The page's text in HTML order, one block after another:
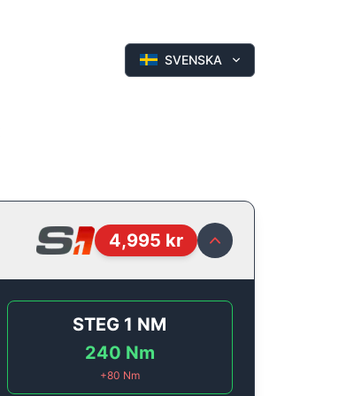
SVENSKA
4,995 kr
STEG 1 NM
240 Nm
+80 Nm